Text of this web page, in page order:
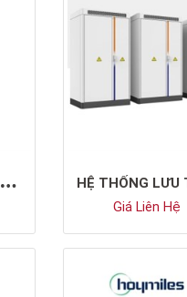
D
TSU666 (CT-3×100A)
Giá Liên Hệ